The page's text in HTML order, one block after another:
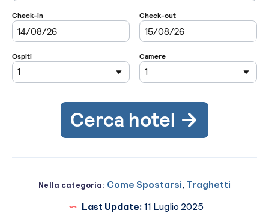
Nella categoria: Come Spostarsi, Traghetti
Last Update: 11 Luglio 2025